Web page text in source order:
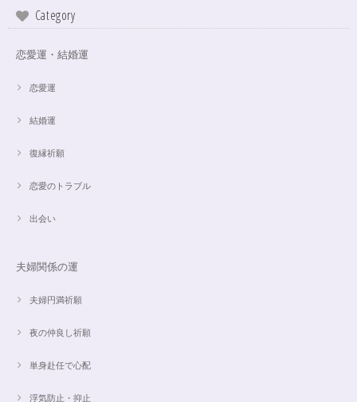
Category
恋愛運・結婚運
恋愛運
結婚運
復縁祈願
恋愛のトラブル
出会い
夫婦関係の運
夫婦円満祈願
夜の仲良し祈願
単身赴任で心配
浮気防止・抑止